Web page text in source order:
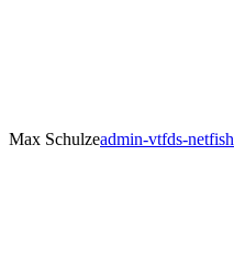
Max Schulzeadmin-vtfds-netfish